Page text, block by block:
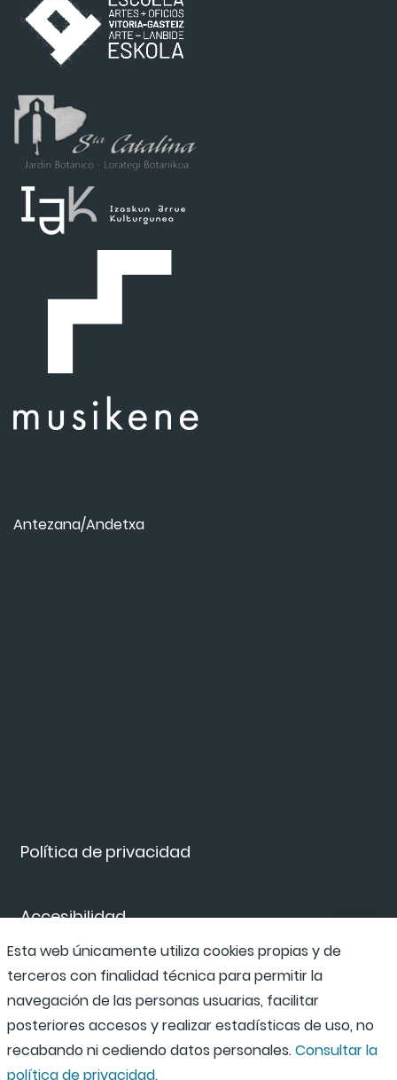
Política de privacidad
Accesibilidad
Canal de denuncias
Antezana/Andetxa
Esta web únicamente utiliza cookies propias y de
terceros con finalidad técnica para permitir la
navegación de las personas usuarias, facilitar
posteriores accesos y realizar estadísticas de uso, no
recabando ni cediendo datos personales.Consultar la
política de privacidad.